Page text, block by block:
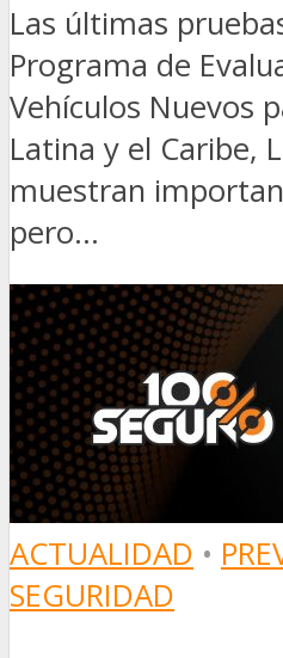
Las últimas
Programa de
Vehículos Nuevos
Latina y el Caribe,
muestran
pero...
ACTUALIDAD •
SEGURIDAD